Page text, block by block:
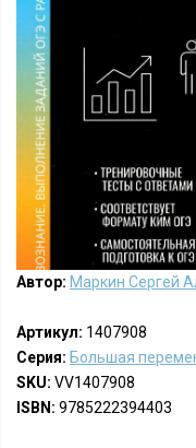
Автор: Маркин Сергей
Артикул: 1407908
Серия: Большая
SKU: VV1407908
ISBN: 9785222394403